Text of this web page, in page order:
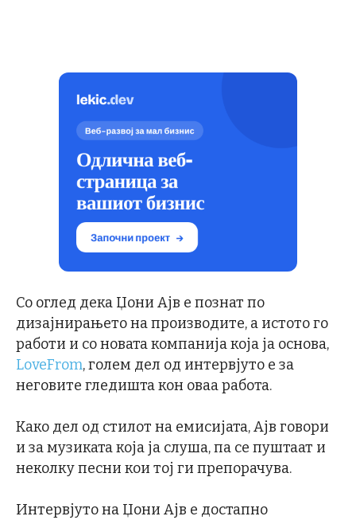
Со оглед дека Џони Ајв е познат по
дизајнирањето на производите, а истото го
работи и со новата компанија која ја основа,
LoveFrom, голем дел од интервјуто е за
неговите гледишта кон оваа работа.
Како дел од стилот на емисијата, Ајв говори
и за музиката која ја слуша, па се пуштаат и
неколку песни кои тој ги препорачува.
Интервјуто на Џони Ајв е достапно